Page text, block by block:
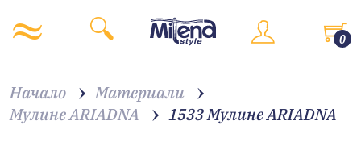
0
Начало
Материали
Мулине ARIADNA
1533 Мулине АRIADNA